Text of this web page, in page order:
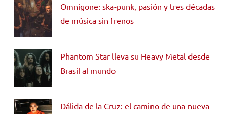
Omnigone: ska-punk, pasión y tres décadas
de música sin frenos
Phantom Star lleva su Heavy Metal desde
Brasil al mundo
Dálida de la Cruz: el camino de una nueva